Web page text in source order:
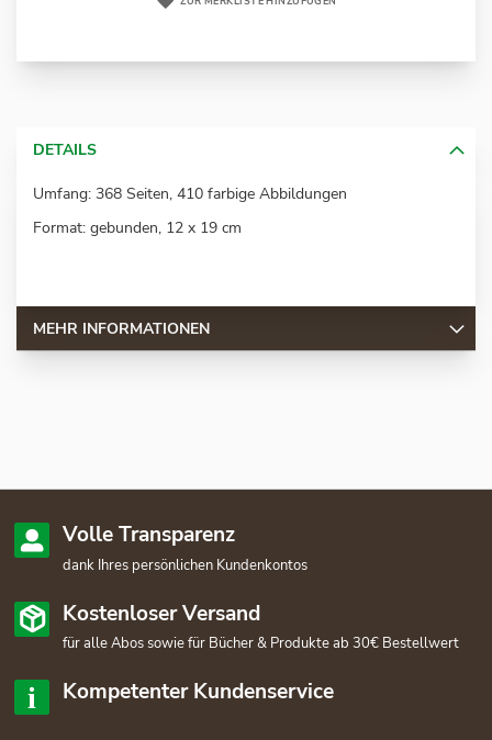
DETAILS
Umfang: 368 Seiten, 410 farbige Abbildungen
Format: gebunden, 12 x 19 cm
MEHR INFORMATIONEN
Volle Transparenz
dank Ihres persönlichen Kundenkontos
Kostenloser Versand
für alle Abos sowie für Bücher & Produkte ab 30€ Bestellwert
Kompetenter Kundenservice